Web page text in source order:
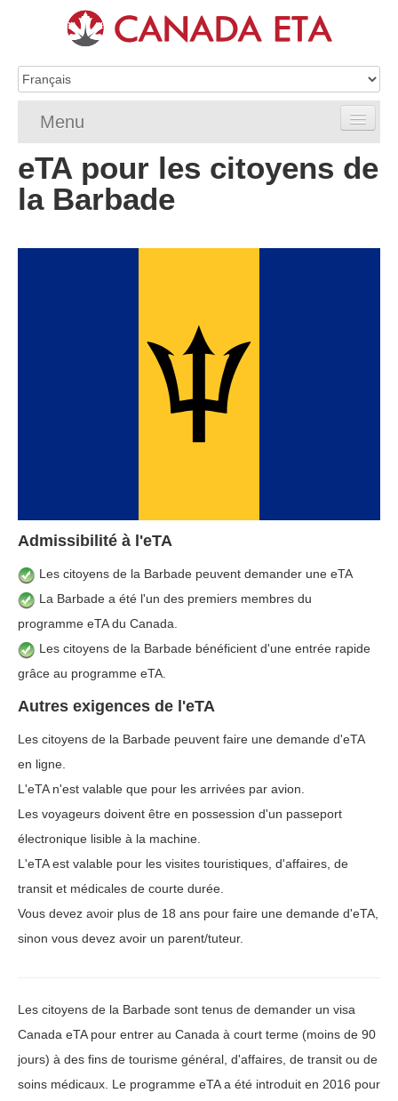
Menu
Home
Demande d’eTA
eTA pour les citoyens de
la Barbade
Admissibilité à l'eTA
Les citoyens de la Barbade peuvent demander une eTA
La Barbade a été l'un des premiers membres du
programme eTA du Canada.
Les citoyens de la Barbade bénéficient d'une entrée rapide
grâce au programme eTA.
Autres exigences de l'eTA
Les citoyens de la Barbade peuvent faire une demande d'eTA
en ligne.
L'eTA n'est valable que pour les arrivées par avion.
Les voyageurs doivent être en possession d'un passeport
électronique lisible à la machine.
L'eTA est valable pour les visites touristiques, d'affaires, de
transit et médicales de courte durée.
Vous devez avoir plus de 18 ans pour faire une demande d'eTA,
sinon vous devez avoir un parent/tuteur.
Les citoyens de la Barbade sont tenus de demander un visa
Canada eTA pour entrer au Canada à court terme (moins de 90
jours) à des fins de tourisme général, d'affaires, de transit ou de
soins médicaux. Le programme eTA a été introduit en 2016 pour